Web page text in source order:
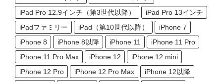
iPad Pro 12.9インチ（第3世代以降）
iPad Pro 13インチ
iPadファミリー
iPad（第10世代以降）
iPhone 7
iPhone 8
iPhone 8以降 iPhone 11
iPhone 11 Pro
iPhone 11 Pro Max
iPhone 12
iPhone 12 mini
iPhone 12 Pro
iPhone 12 Pro Max
iPhone 12以降